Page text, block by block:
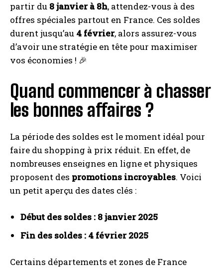
partir du 8 janvier à 8h, attendez-vous à des
offres spéciales partout en France. Ces soldes
durent jusqu’au 4 février, alors assurez-vous
d’avoir une stratégie en tête pour maximiser
vos économies ! 🎉
Quand commencer à chasser
les bonnes affaires ?
La période des soldes est le moment idéal pour
faire du shopping à prix réduit. En effet, de
nombreuses enseignes en ligne et physiques
proposent des promotions incroyables. Voici
un petit aperçu des dates clés :
Début des soldes : 8 janvier 2025
Fin des soldes : 4 février 2025
Certains départements et zones de France